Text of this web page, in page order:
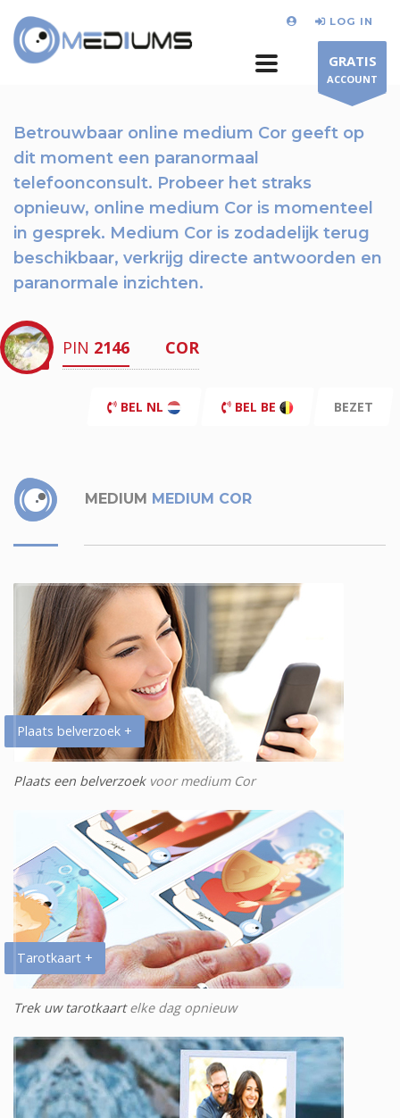
LOG IN
GRATIS
ACCOUNT
Betrouwbaar online medium Cor geeft op
dit moment een paranormaal
telefoonconsult. Probeer het straks
opnieuw, online medium Cor is momenteel
in gesprek. Medium Cor is zodadelijk terug
beschikbaar, verkrijg directe antwoorden en
paranormale inzichten.
PIN 2146 COR
BEL NL BEL BE BEZET
MEDIUM MEDIUM COR
Plaats belverzoek +
Plaats een belverzoekvoor medium Cor
Tarotkaart +
Trek uw tarotkaartelke dag opnieuw